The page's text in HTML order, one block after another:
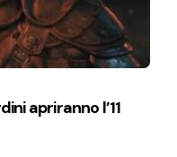
apriranno l’11